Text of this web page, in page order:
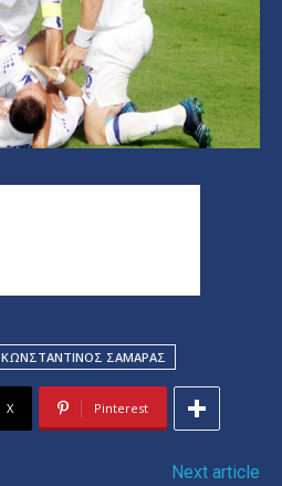
ΚΩΝΣΤΑΝΤΙΝΟΣ ΣΑΜΑΡΑΣ
X Pinterest
Next article